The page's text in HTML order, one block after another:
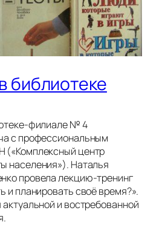
библиотеке
филиале № 4
с профессиональным
(«Комплексный центр
населения»). Наталья
провела лекцию-тренинг
и планировать своё время?».
и востребованной